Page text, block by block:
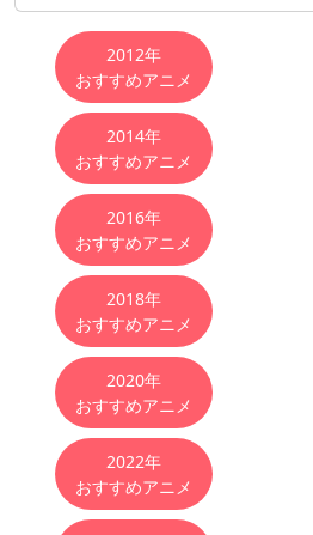
おすすめアニメ
2012年
おすすめアニメ
2014年
おすすめアニメ
2016年
おすすめアニメ
2018年
おすすめアニメ
2020年
おすすめアニメ
2022年
おすすめアニメ